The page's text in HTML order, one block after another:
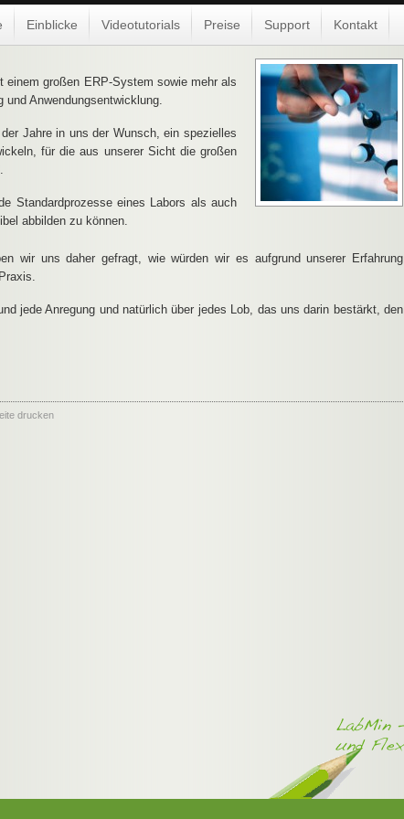
Einblicke Videotutorials Preise Support Kontakt
einem großen ERP-System sowie mehr als
und Anwendungsentwicklung.
Jahre in uns der Wunsch, ein spezielles
für die aus unserer Sicht die großen
Standardprozesse eines Labors als auch
abbilden zu können.
wir uns daher gefragt, wie würden wir es aufgrund unserer Erfahrung
jede Anregung und natürlich über jedes Lob, das uns darin bestärkt, den
drucken